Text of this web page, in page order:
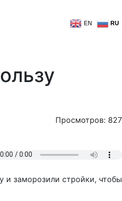
EN RU
Просмотров: 827
и заморозили стройки, чтобы